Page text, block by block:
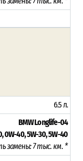
6.5 л.
BMW Longlife-04
0W-40, 5W-30, 5W-40
замены: 7 тыс. км. *